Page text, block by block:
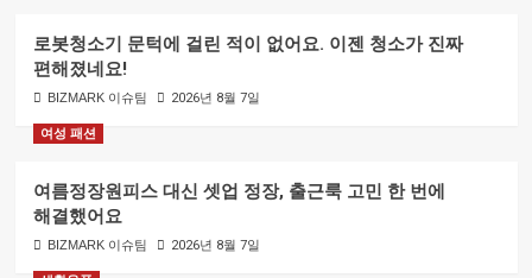
로봇청소기 문턱에 걸린 적이 없어요. 이젠 청소가 진짜
편해졌네요!
BIZMARK 이슈팀 2026년 8월 7일
여성 패션
여름정장원피스 대신 셋업 정장, 출근룩 고민 한 번에
해결했어요
BIZMARK 이슈팀 2026년 8월 7일